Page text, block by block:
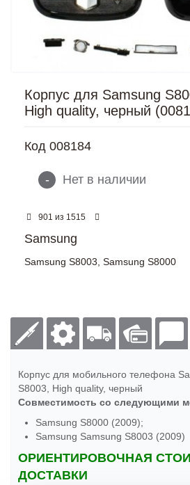
Корпус для Samsung
High quality, черный
Код 008184
- Нет в наличии
901 из 1515
Samsung
Samsung S8003 Samsung S8000
Корпус для мобильного телефона
S8003, High quality, черный
Совместимость со следующими
Samsung S8000 (2009);
Samsung Samsung S8003 (2009)
ОРИЕНТИРОВОЧНАЯ
ДОСТАВКИ